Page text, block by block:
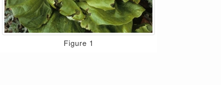
Figure 1